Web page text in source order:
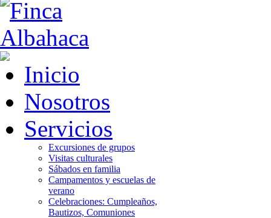
Inicio
Nosotros
Servicios
Excursiones de grupos
Visitas culturales
Sábados en familia
Campamentos y escuelas de
verano
Celebraciones: Cumpleaños,
Bautizos, Comuniones